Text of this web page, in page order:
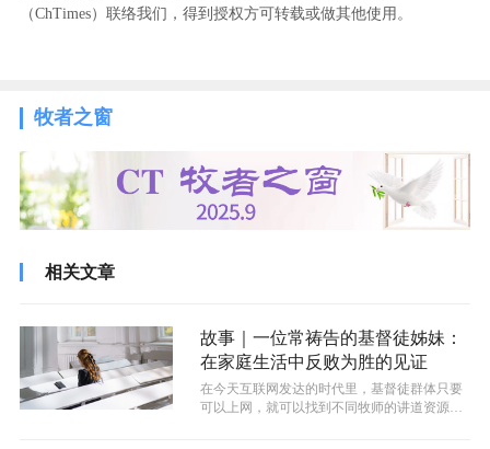
（ChTimes）联络我们，得到授权方可转载或做其他使用。
牧者之窗
相关文章
故事｜一位常祷告的基督徒姊妹：
在家庭生活中反败为胜的见证
在今天互联网发达的时代里，基督徒群体只要
可以上网，就可以找到不同牧师的讲道资源。